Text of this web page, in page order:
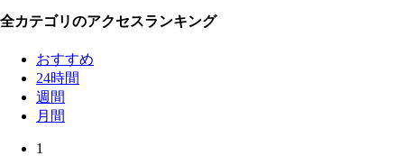
全カテゴリのアクセスランキング
おすすめ
24時間
週間
月間
1